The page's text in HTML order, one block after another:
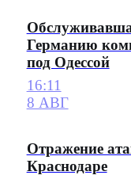
Германию
под Одессой
16:11
8 АВГ
Отражение
Краснодаре